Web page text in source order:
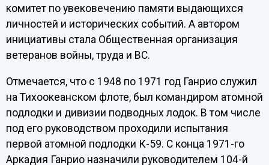
комитет по увековечению памяти выдающихся
личностей и исторических событий. А автором
инициативы стала Общественная организация
ветеранов войны, труда и ВС.
Отмечается, что с 1948 по 1971 год Ганрио служил
на Тихоокеанском флоте, был командиром атомной
подлодки и дивизии подводных лодок. В том числе
под его руководством проходили испытания
первой атомной подлодки К-59. С конца 1971-го
Аркадия Ганрио назначили руководителем 104-й